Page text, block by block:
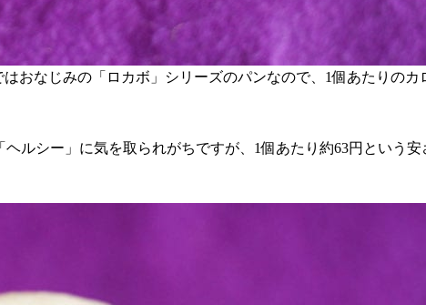
おなじみの「ロカボ」シリーズのパンなので、1個あたりのカ
シー」に気を取られがちですが、1個あたり約63円という安